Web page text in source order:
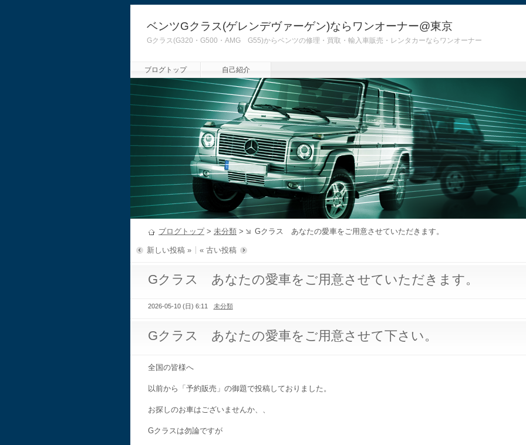
ベンツGクラス(ゲレンデヴァーゲン)ならワンオーナー@東京
Gクラス(G320・G500・AMG G55)からベンツの修理・買取・輸入車販売・レンタカーならワンオーナー
ブログトップ 自己紹介
ブログトップ> 未分類 > Gクラス あなたの愛車をご用意させていただきます。
新しい投稿 » « 古い投稿
Gクラス あなたの愛車をご用意させていただきます。
2026-05-10 (日) 6:11 未分類
Gクラス あなたの愛車をご用意させて下さい。
全国の皆様へ
以前から「予約販売」の御題で投稿しておりました。
お探しのお車はございませんか、、
Gクラスは勿論ですが